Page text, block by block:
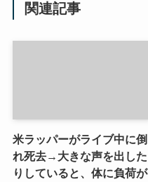
関連記事
米ラッパーがライブ中に倒
れ死去→大きな声を出した
りしていると、体に負荷が